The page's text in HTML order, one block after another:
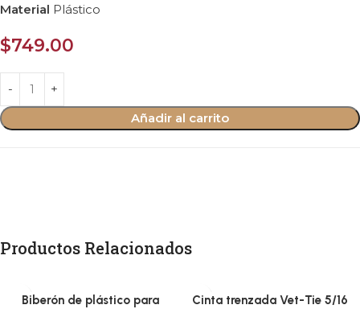
Material Plástico
$749.00
Añadir al carrito
Productos Relacionados
Biberón de plástico para
Cinta trenzada Vet-Tie 5/16